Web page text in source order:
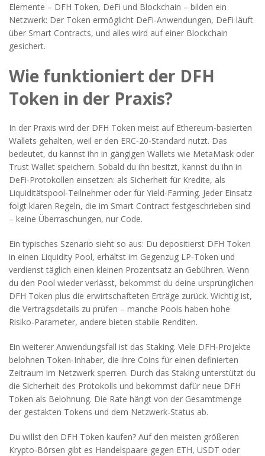
Elemente – DFH Token, DeFi und Blockchain – bilden ein
Netzwerk: Der Token ermöglicht DeFi‑Anwendungen, DeFi läuft
über Smart Contracts, und alles wird auf einer Blockchain
gesichert.
Wie funktioniert der DFH
Token in der Praxis?
In der Praxis wird der DFH Token meist auf Ethereum‑basierten
Wallets gehalten, weil er den ERC‑20‑Standard nutzt. Das
bedeutet, du kannst ihn in gängigen Wallets wie MetaMask oder
Trust Wallet speichern. Sobald du ihn besitzt, kannst du ihn in
DeFi‑Protokollen einsetzen: als Sicherheit für Kredite, als
Liquiditätspool‑Teilnehmer oder für Yield‑Farming. Jeder Einsatz
folgt klaren Regeln, die im Smart Contract festgeschrieben sind
– keine Überraschungen, nur Code.
Ein typisches Szenario sieht so aus: Du depositierst DFH Token
in einen Liquidity Pool, erhältst im Gegenzug LP‑Token und
verdienst täglich einen kleinen Prozentsatz an Gebühren. Wenn
du den Pool wieder verlässt, bekommst du deine ursprünglichen
DFH Token plus die erwirtschafteten Erträge zurück. Wichtig ist,
die Vertragsdetails zu prüfen – manche Pools haben hohe
Risiko‑Parameter, andere bieten stabile Renditen.
Ein weiterer Anwendungsfall ist das Staking. Viele DFH‑Projekte
belohnen Token‑Inhaber, die ihre Coins für einen definierten
Zeitraum im Netzwerk sperren. Durch das Staking unterstützt du
die Sicherheit des Protokolls und bekommst dafür neue DFH
Token als Belohnung. Die Rate hängt von der Gesamtmenge
der gestakten Tokens und dem Netzwerk‑Status ab.
Du willst den DFH Token kaufen? Auf den meisten größeren
Krypto‑Börsen gibt es Handelspaare gegen ETH, USDT oder